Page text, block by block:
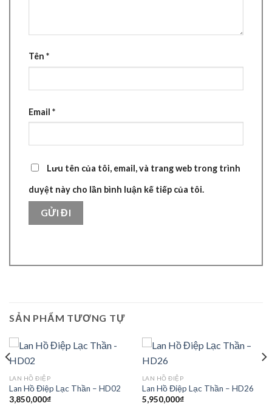
Tên *
Email *
Lưu tên của tôi, email, và trang web trong trình
duyệt này cho lần bình luận kế tiếp của tôi.
SẢN PHẨM TƯƠNG TỰ
LAN HỒ ĐIỆP
Lan Hồ Điệp Lạc Thần – HD02
3,850,000₫
LAN HỒ ĐIỆP
Lan Hồ Điệp Lạc Thần – HD26
5,950,000₫